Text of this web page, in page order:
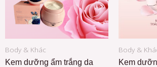
Body & Khác
Kem dưỡng ẩm trắng da
Body &
Kem